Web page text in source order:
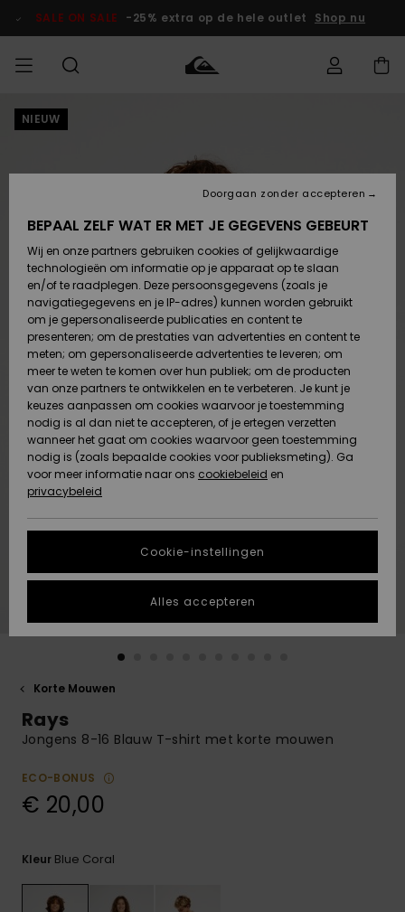
Productinformatie
SALE ON SALE -25% extra op de hele outlet Shop nu
HEREN
Accessoires
Schoenen &
Slippers
Surf /
Water
Snow
Nieuw
Highlights
JONGENS
Accessoires
Schoenen &
Slippers
Surf /
Water
Sneeuw
Nieuw
Highlights
DAMES
Highlights
Snow
SURF
Surf Shop
Highlights
Community
SNOW
Snow Shop
Dames
Snow Shop
Highlights
Gemeenschap
SALE ON
SALE
Kinderen
VROUW
OUTLET
Regio- En
Taalinstellingen
Nederlands
Retouren
Betaling
Giftcard
Quiksilver
Freedom
Gegevensbescherming
gesprek om het
snelste
vraag te
krijgen.
de meest
DUURZAAMHEID
STORE LOCATOR
VERLANGLIJST
NIEUW
Korte Mouwen
Rays
Jongens 8-16 Blauw T-shirt met korte mouwen
ECO-BONUS
€ 20,00
Kleur Blue Coral
BEPAAL ZELF WAT ER MET JE GEGEVENS GEBEURT
Wij en onze partners gebruiken cookies of gelijkwaardige
technologieën om informatie op je apparaat op te slaan
en/of te raadplegen. Deze persoonsgegevens (zoals je
navigatiegegevens en je IP-adres) kunnen worden gebruikt
om je gepersonaliseerde publicaties en content te
presenteren; om de prestaties van advertenties en content te
meten; om gepersonaliseerde advertenties te leveren; om
meer te weten te komen over hun publiek; om de producten
van onze partners te ontwikkelen en te verbeteren. Je kunt je
keuzes aanpassen om cookies waarvoor je toestemming
nodig is al dan niet te accepteren, of je ertegen verzetten
wanneer het gaat om cookies waarvoor geen toestemming
nodig is (zoals bepaalde cookies voor publieksmeting). Ga
voor meer informatie naar ons cookiebeleid en
privacybeleid
Cookie-instellingen
Doorgaan zonder accepteren
Alles accepteren